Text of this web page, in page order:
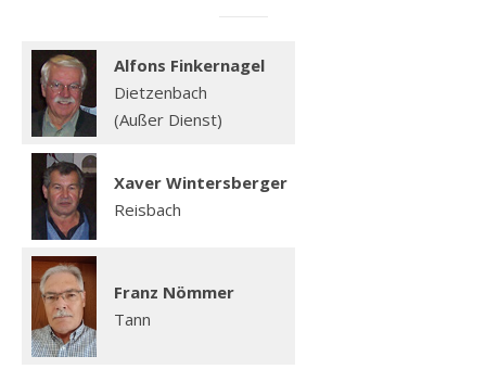
Alfons Finkernagel
Dietzenbach
(Außer Dienst)
Xaver Wintersberger
Reisbach
Franz Nömmer
Tann